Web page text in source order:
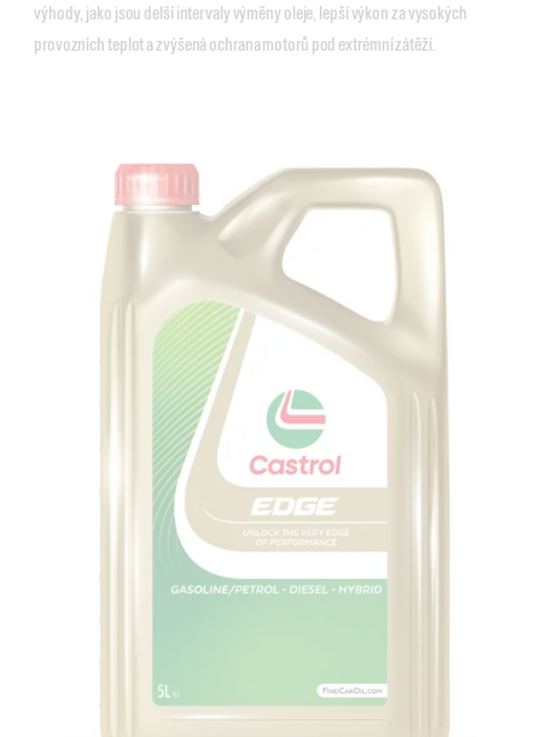
výhody, jako jsou delší intervaly výměny oleje, lepší výkon za vysokých
provozních teplot a zvýšená ochrana motorů pod extrémní zátěží.